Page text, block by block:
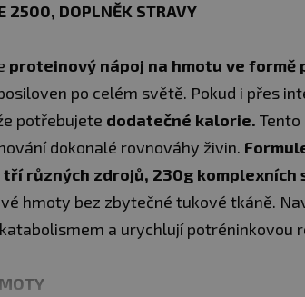
2500, DOPLNĚK STRAVY
proteinový nápoj na hmotu ve formě
po celém světě. Pokud i přes
potřebujete dodatečné kalorie.
dokonalé rovnováhy živin.
různých zdrojů, 230g komplexních
hmoty bez zbytečné tukové tkáně.
a urychlují potréninkovou